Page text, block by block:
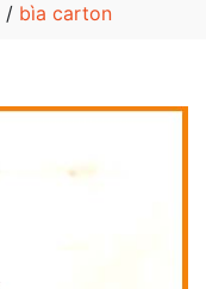
/ bìa carton